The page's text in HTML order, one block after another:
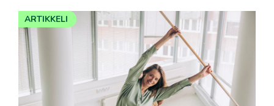
ARTIKKELI